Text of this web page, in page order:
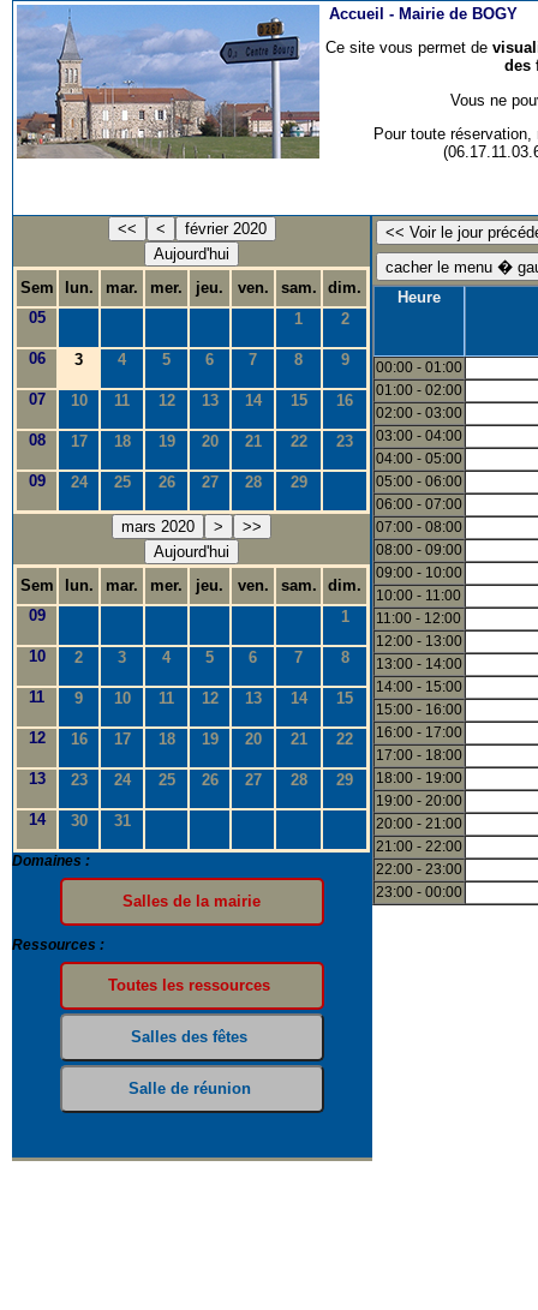
Accueil - Mairie de BOGY
Ce site vous permet de
des
Vous ne
Pour toute
<< <
février 2020
Aujourd'hui
Sem
lun. mar. mer. jeu. ven. sam.
dim.
05
1 2
06 3 4 5 6 7 8 9
07 10 11 12 13 14 15 16
08 17 18 19 20 21 22 23
09 24 25 26 27 28 29
mars 2020 >
>>
Aujourd'hui
Sem
lun. mar. mer. jeu. ven. sam.
dim.
09
1
10 2 3 4 5 6 7 8
11 9 10 11 12 13 14 15
12 16 17 18 19 20 21 22
13 23 24 25 26 27 28 29
14 30 31
Domaines :
Ressources :
Heure
00:00 - 01:00
01:00 - 02:00
02:00 - 03:00
03:00 - 04:00
04:00 - 05:00
05:00 - 06:00
06:00 - 07:00
07:00 - 08:00
08:00 - 09:00
09:00 - 10:00
10:00 - 11:00
11:00 - 12:00
12:00 - 13:00
13:00 - 14:00
14:00 - 15:00
15:00 - 16:00
16:00 - 17:00
17:00 - 18:00
18:00 - 19:00
19:00 - 20:00
20:00 - 21:00
21:00 - 22:00
22:00 - 23:00
23:00 - 00:00